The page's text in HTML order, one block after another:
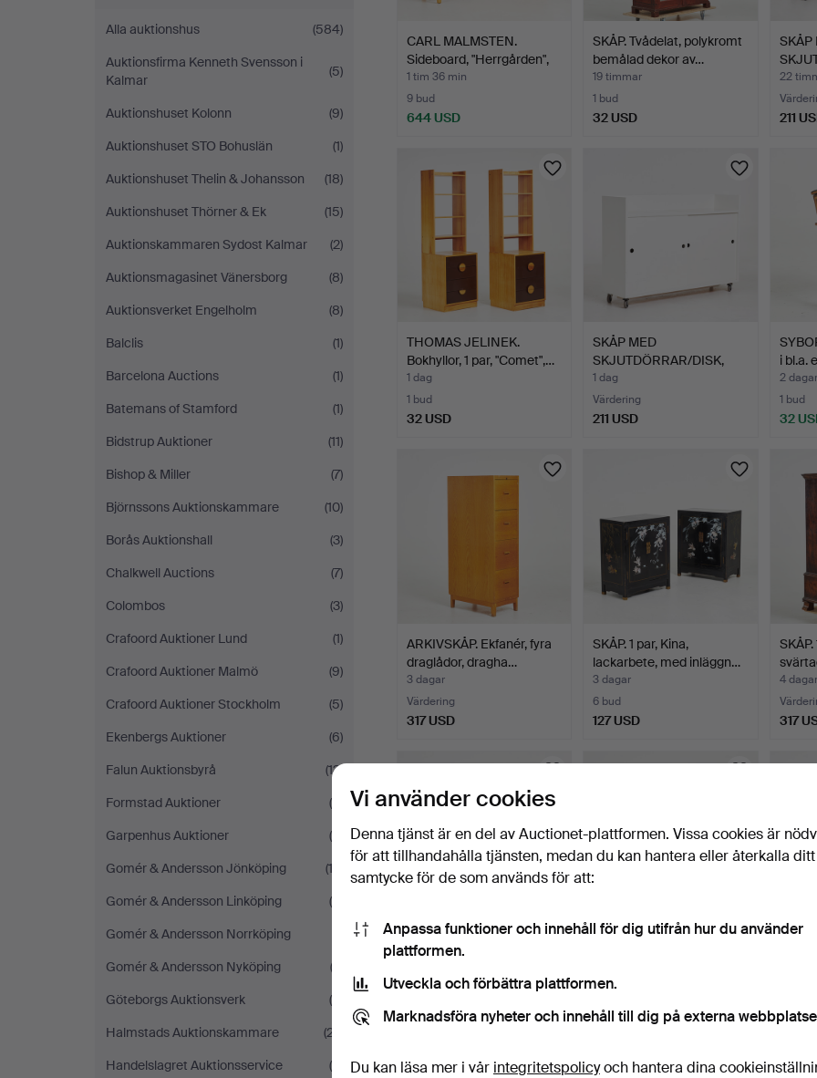
Alla auktionshus
(584)
Auktionsfirma Kenneth Svensson i
Kalmar
(5)
Auktionshuset Kolonn
(9)
Auktionshuset STO Bohuslän
(1)
Auktionshuset Thelin & Johansson
(18)
Auktionshuset Thörner & Ek
(15)
Auktionskammaren Sydost Kalmar
(2)
Auktionsmagasinet Vänersborg
(8)
Auktionsverket Engelholm
(8)
Balclis
(1)
Barcelona Auctions
(1)
Batemans of Stamford
(1)
Bidstrup Auktioner
(11)
Bishop & Miller
(7)
Björnssons Auktionskammare
(10)
Borås Auktionshall
(3)
Chalkwell Auctions
(7)
Colombos
(3)
Crafoord Auktioner Lund
(1)
Crafoord Auktioner Malmö
(9)
Crafoord Auktioner Stockholm
(5)
Ekenbergs Auktioner
(6)
Falun Auktionsbyrå
(13)
Formstad Auktioner
(6)
Garpenhus Auktioner
(4)
Gomér & Andersson Jönköping
(13)
Gomér & Andersson Linköping
(5)
Gomér & Andersson Norrköping
Gomér & Andersson Nyköping
(3)
Göteborgs Auktionsverk
(8)
Halmstads Auktionskammare
(27)
Handelslagret Auktionsservice
(9)
CARL MALMSTEN.
Sideboard, "Herrgården",
bj…
1 tim 36 min
9 bud
644 USD
SKÅP. Tvådelat, polykromt
bemålad dekor av…
19 timmar
1 bud
32 USD
SKÅP
22
211
THOMAS JELINEK.
Bokhyllor, 1 par, "Comet",…
1 dag
1 bud
32 USD
SKÅP MED
SKJUTDÖRRAR/DISK,
vitlackerad mdf…
1 dag
Värdering
211 USD
i bl.a.
2 dagar
1 bud
32
ARKIVSKÅP. Ekfanér, fyra
draglådor, dragha…
3 dagar
Värdering
317 USD
SKÅP. 1 par, Kina,
lackarbete, med inläggn…
3 dagar
6 bud
127 USD
4 dagar
317
KLÄDSKÅP, furu,
mäss…
5 dagar
169 USD
5 dagar
138 USD 53
Vi använder cookies
Denna tjänst är en del av Auctionet-plattformen. Vissa cookies är
för att tillhandahålla tjänsten, medan du kan hantera eller återkalla ditt
samtycke för de som används för att:
Anpassa funktioner och innehåll för dig utifrån hur du använder
plattformen.
Utveckla och förbättra plattformen.
Marknadsföra nyheter och innehåll till dig på externa
Du kan läsa mer i vår integritetspolicyoch hantera dina